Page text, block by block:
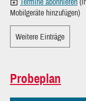
Mobilgeräte hinzufügen)
Weitere Einträge
Probeplan